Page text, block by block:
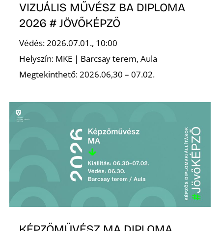
VIZUÁLIS MŰVÉSZ BA DIPLOMA
2026 # JÖVŐKÉPZŐ
Védés: 2026.07.01., 10:00
Helyszín: MKE | Barcsay terem, Aula
Megtekinthető: 2026.06,30 – 07.02.